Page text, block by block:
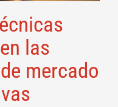
las
mercado